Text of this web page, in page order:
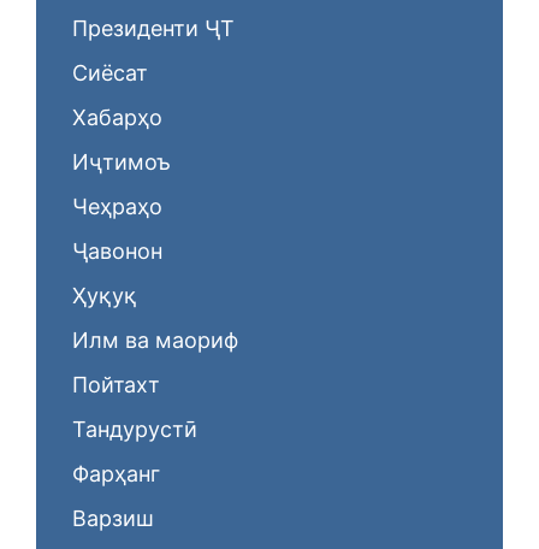
Президенти ҶТ
Сиёсат
Хабарҳо
Иҷтимоъ
Чеҳраҳо
Ҷавонон
Ҳуқуқ
Илм ва маориф
Пойтахт
Тандурустӣ
Фарҳанг
Варзиш